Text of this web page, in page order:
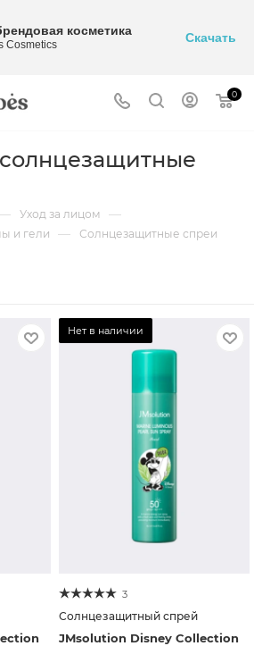
0
Уход за лицом —
и гели — Солнцезащитные спреи
Нет в наличии
3
Солнцезащитный спрей
JMsolution Disney Collection
косметика
Cosmetics Скачать